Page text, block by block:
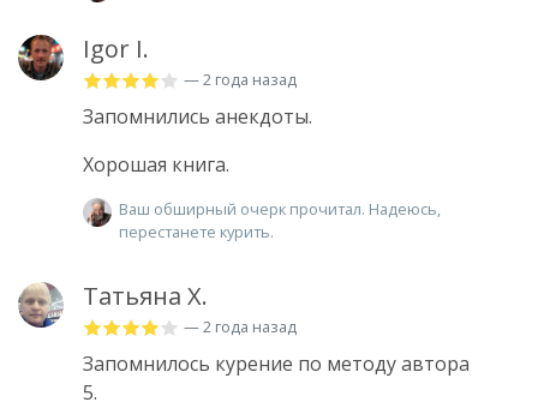
Igor I.
— 2 года назад
Запомнились анекдоты.
Хорошая книга.
Ваш обширный очерк прочитал. Надеюсь,
перестанете курить.
Татьяна Х.
— 2 года назад
Запомнилось курение по методу автора
5.